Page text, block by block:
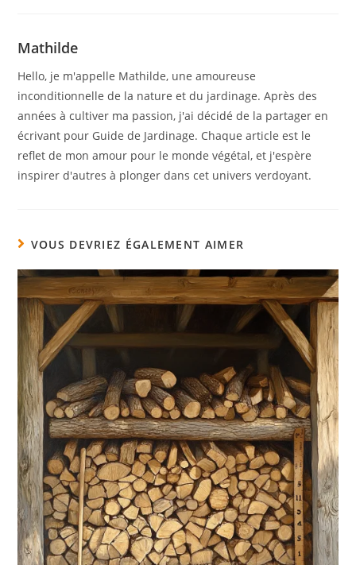
Mathilde
Hello, je m'appelle Mathilde, une amoureuse
inconditionnelle de la nature et du jardinage. Après des
années à cultiver ma passion, j'ai décidé de la partager en
écrivant pour Guide de Jardinage. Chaque article est le
reflet de mon amour pour le monde végétal, et j'espère
inspirer d'autres à plonger dans cet univers verdoyant.
VOUS DEVRIEZ ÉGALEMENT AIMER